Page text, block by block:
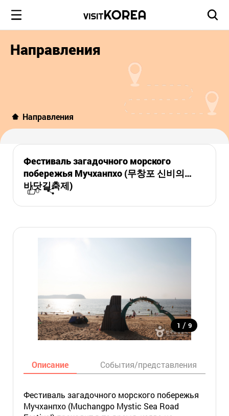
Направления
Направления
Фестиваль загадочного морского
побережья Мучханпхо (무창포 신비의
바닷길축제)
0
1 / 9
Описание События/представления
Фестиваль загадочного морского побережья
Мучханпхо (Muchangpo Mystic Sea Road